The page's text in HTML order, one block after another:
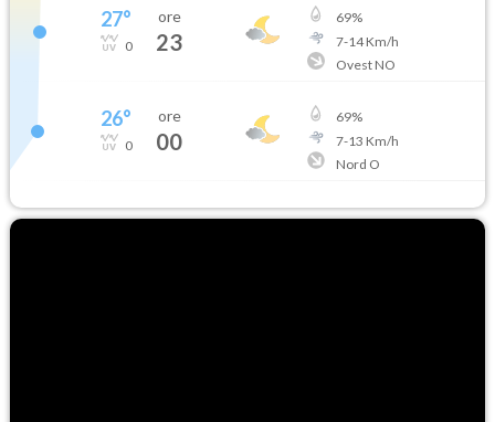
27°
0
ore
23
69%
7-14Km/h
Ovest NO
26°
0
ore
00
69%
7-13 Km/h
Nord O